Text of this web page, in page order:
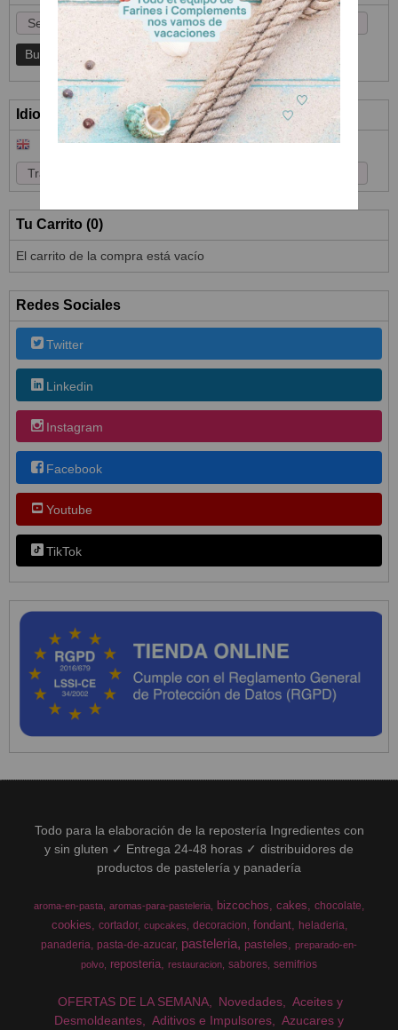
Idioma
Tu Carrito (0)
El carrito de la compra está vacío
Redes Sociales
Twitter
Linkedin
Instagram
Facebook
Youtube
TikTok
Todo para la elaboración de la repostería Ingredientes con
y sin gluten ✓ Entrega 24-48 horas ✓ distribuidores de
productos de pastelería y panadería
aroma-en-pasta aromas-para-pasteleria bizcochos cakes chocolate
cookies cortador cupcakes decoracion fondant
heladeria
panaderia pasta-de-azucar pasteleria pasteles
preparado-en-
polvo
reposteria restauracion sabores semifrios
OFERTAS DE LA SEMANA Novedades
Aceites y
Desmoldeantes
Aditivos e Impulsores
Azucares y